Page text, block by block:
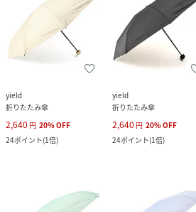
yield
折りたたみ傘
2,640 円 20%OFF
24ポイント(1倍)
yield
折りたたみ傘
2,640 円 20%OFF
24ポイント(1倍)